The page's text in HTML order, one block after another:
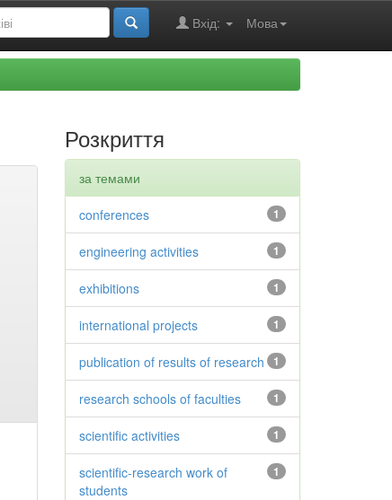
Мова
Вхід:
Розкриття
за темами
1
conferences
1
engineering activities
1
exhibitions
1
international projects
1
publication of results of research
1
research schools of faculties
1
scientific activities
1
scientific-research work of
students